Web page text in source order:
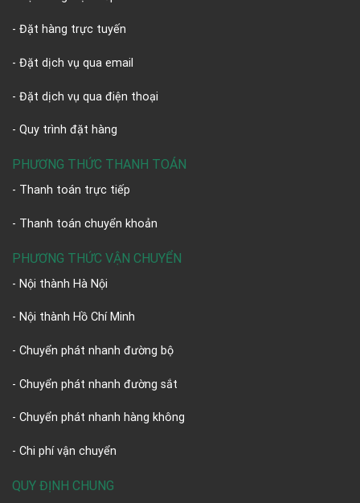
- Đặt hàng trực tuyến
- Đặt dịch vụ qua email
- Đặt dịch vụ qua điện thoại
- Quy trình đặt hàng
PHƯƠNG THỨC THANH TOÁN
- Thanh toán trực tiếp
- Thanh toán chuyển khoản
PHƯƠNG THỨC VẬN CHUYỂN
- Nội thành Hà Nội
- Nội thành Hồ Chí Minh
- Chuyển phát nhanh đường bộ
- Chuyển phát nhanh đường sắt
- Chuyển phát nhanh hàng không
- Chi phí vận chuyển
QUY ĐỊNH CHUNG